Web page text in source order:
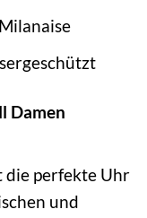
Damen
die perfekte Uhr
und